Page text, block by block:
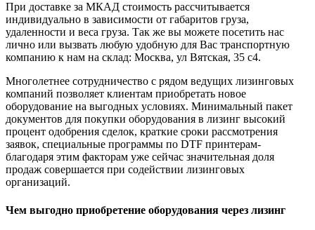
При доставке за МКАД стоимость рассчитывается
индивидуально в зависимости от габаритов груза,
удаленности и веса груза. Так же вы можете посетить нас
лично или вызвать любую удобную для Вас транспортную
компанию к нам на склад: Москва, ул Вятская, 35 c4.
Многолетнее сотрудничество с рядом ведущих лизинговых
компаний позволяет клиентам приобретать новое
оборудование на выгодных условиях. Минимальный пакет
документов для покупки оборудования в лизинг высокий
процент одобрения сделок, краткие сроки рассмотрения
заявок, специальные программы по DTF принтерам-
благодаря этим факторам уже сейчас значительная доля
продаж совершается при содействии лизинговых
организаций.
Чем выгодно приобретение оборудования через лизинг